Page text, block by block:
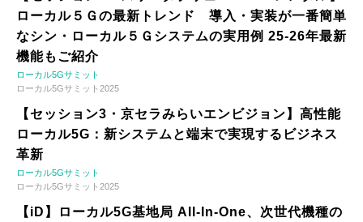
ローカル５Ｇの最新トレンド 導入・実装が一番簡単
なシン・ローカル５Ｇシステムの実用例 25-26年最新
機能もご紹介
ローカル5Gサミット
ローカル5Gサミット2025
【セッション3・京セラみらいエンビジョン】高性能
ローカル5G：新システムと端末で実現するビジネス
革新
ローカル5Gサミット
ローカル5Gサミット2025
【iD】ローカル5G基地局 All-In-One、次世代機種の